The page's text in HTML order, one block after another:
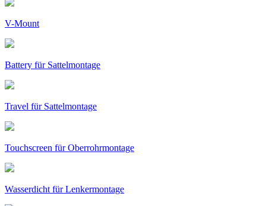
V-Mount
Battery für Sattelmontage
Travel für Sattelmontage
Touchscreen für Oberrohrmontage
Wasserdicht für Lenkermontage